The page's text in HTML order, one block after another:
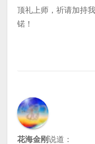
顶礼上师，祈请加持
锘！
花海金刚说道：